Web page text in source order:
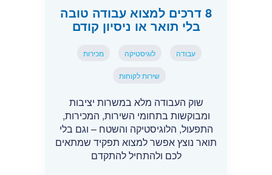
8 דרכים למצוא עבודה טובה
בלי תואר או ניסיון קודם
עבודה לוגיסטיקה מכירות
שירות לקוחות
שוק העבודה מלא במשרות יציבות
ומבוקשות בתחומי השירות, המכירות,
התפעול, הלוגיסטיקה והשטח – וגם בלי
תואר נוצץ אפשר למצוא תפקיד שמתאים
לכם ולהתחיל להתקדם